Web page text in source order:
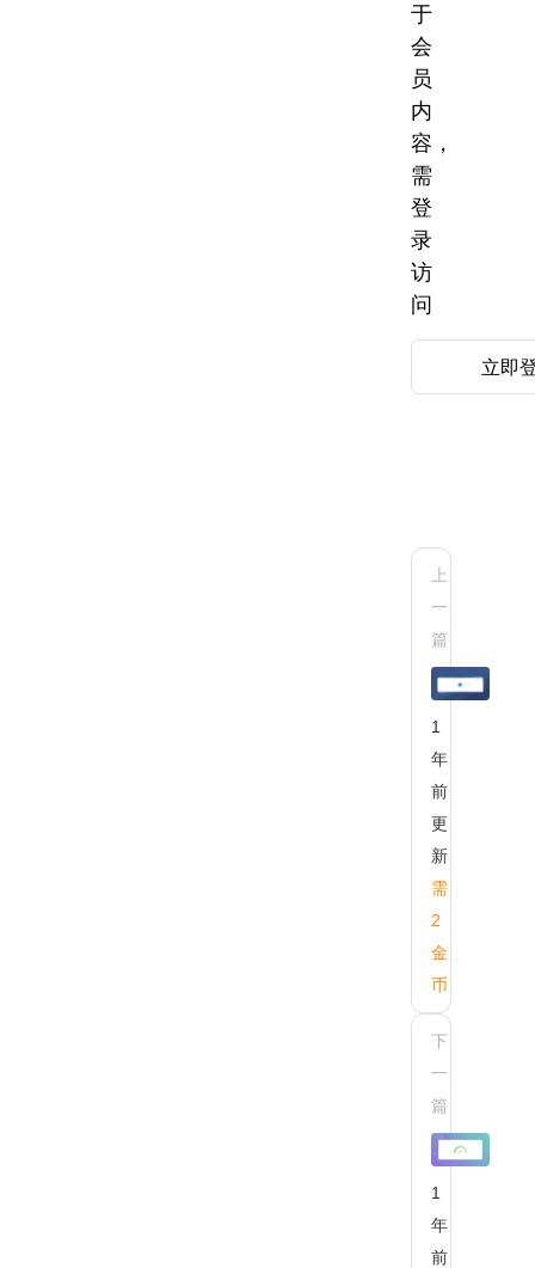
于
会
员
内
容，
需
登
录
访
问
立即
上
一
篇
1
年
前
更
新
需
2
金
币
下
一
篇
1
年
前